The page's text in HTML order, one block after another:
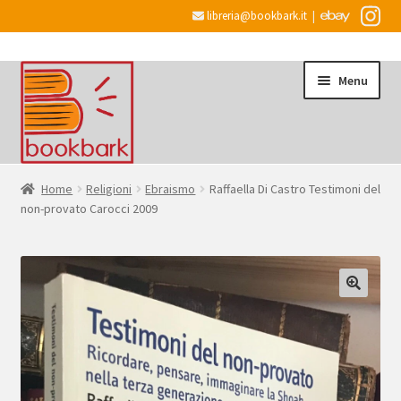
libreria@bookbark.it |
Vai
alla
navigazione
Vai
al
contenuto
Menu
Home
il
menu
child
Desiderata
Checkout
Account
Espandi
il
Home Religioni Ebraismo
Raffaella Di Castro Testimoni del
non-provato Carocci 2009